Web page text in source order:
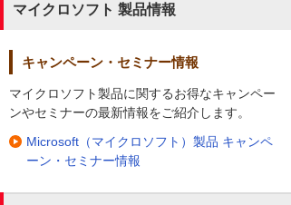
マイクロソフト 製品情報
キャンペーン・セミナー情報
マイクロソフト製品に関するお得なキャンペー
ンやセミナーの最新情報をご紹介します。
Microsoft（マイクロソフト）製品 キャンペ
ーン・セミナー情報